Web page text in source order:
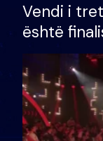
Vendi i
është